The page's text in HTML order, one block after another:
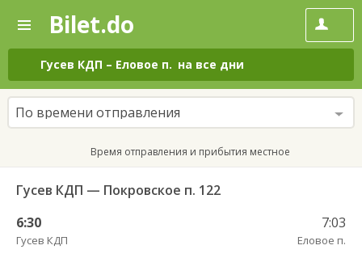
—
Поиск
и
покупка
билетов
на
автобус
онлайн
Bilet.do
Гусев КДП – Еловое п. на все дни
По времени отправления
Время отправления и прибытия местное
Гусев КДП — Покровское п. 122
6:30
Гусев КДП
7:03
Еловое п.